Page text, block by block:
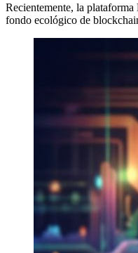
Recientemente, la
fondo ecológico de